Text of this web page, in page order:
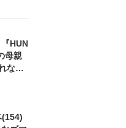
HUN
母親
ない
(154)